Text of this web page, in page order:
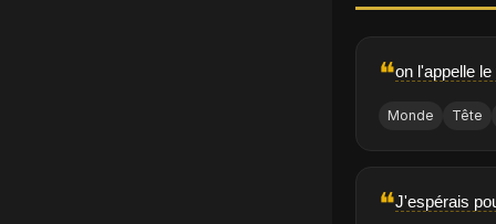
❝on l'appelle
Monde Tête
❝J'espérais